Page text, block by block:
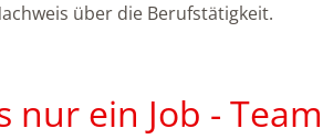
über die Berufstätigkeit.
nur ein Job -